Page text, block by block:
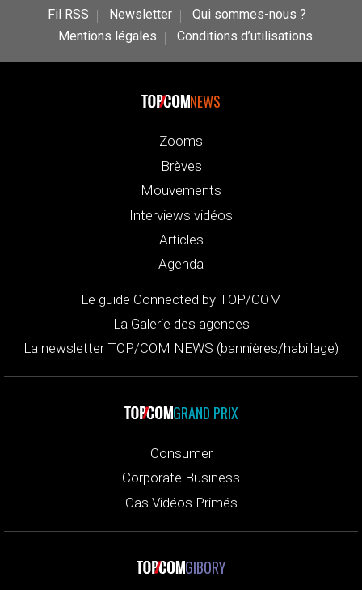
Fil RSS Newsletter
Qui sommes-nous ?
Mentions légales
Conditions d’utilisations
NEWS
Zooms
Brèves
Mouvements
Interviews vidéos
Articles
Agenda
Le guide Connected by TOP/COM
La Galerie des agences
La newsletter TOP/COM NEWS (bannières/habillage)
GRAND PRIX
Consumer
Corporate Business
Cas Vidéos Primés
GIBORY